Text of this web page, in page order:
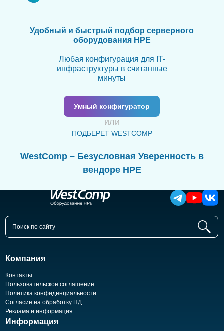
Удобный и быстрый подбор серверного
оборудования HPE
Любая конфигурация для IT-
инфраструктуры в считанные
минуты
Умный конфигуратор
или
ПОДБЕРЕТ WESTCOMP
WestComp – Безусловная Уверенность в
вендоре HPE
Компания
Контакты
Пользовательское соглашение
Политика конфиденциальности
Согласие на обработку ПД
Реклама и информация
Информация